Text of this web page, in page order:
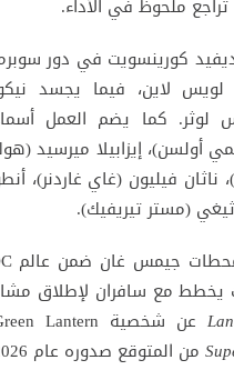
كورينسويت في دور
لويس لاين، فيما يجسد
لوثر. كما يضم العمل
أولسن)، إيزابيلا ميرسيد
ناثان فيليون (غاي غاردنر)،
(مستر تيريفيك).
عام 2022، حيث يخطط مع سافران
من المتوقع صدوره عام 2026.